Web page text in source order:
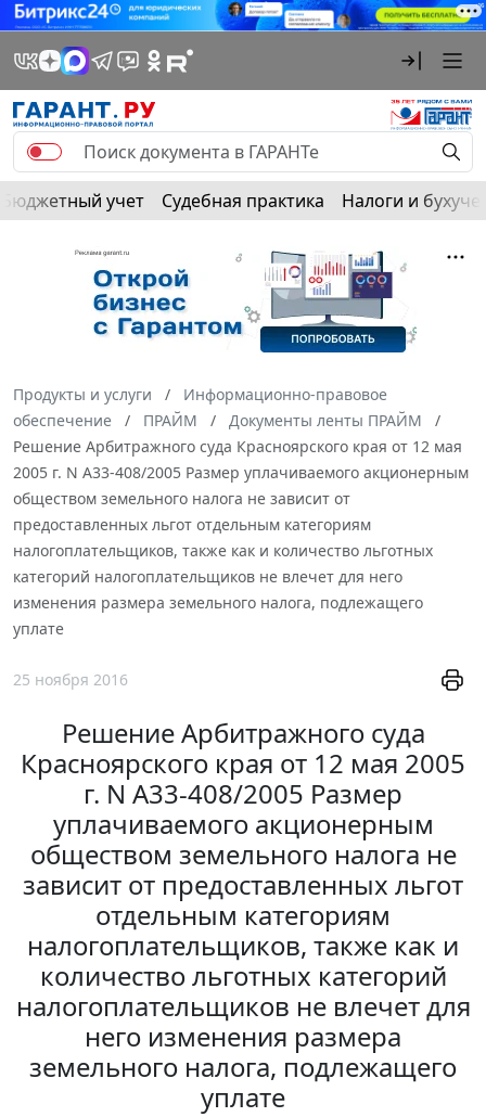
Бюджетный учет Судебная практика Налоги и
Продукты и услуги
Информационно-правовое
обеспечение
ПРАЙМ
Документы ленты ПРАЙМ
Решение Арбитражного суда Красноярского края от 12 мая
2005 г. N А33-408/2005 Размер уплачиваемого акционерным
обществом земельного налога не зависит от
предоставленных льгот отдельным категориям
налогоплательщиков, также как и количество льготных
категорий налогоплательщиков не влечет для него
изменения размера земельного налога, подлежащего
уплате
25 ноября 2016
Решение Арбитражного суда
Красноярского края от 12 мая 2005
г. N А33-408/2005 Размер
уплачиваемого акционерным
обществом земельного налога не
зависит от предоставленных льгот
отдельным категориям
налогоплательщиков, также как и
количество льготных категорий
налогоплательщиков не влечет для
него изменения размера
земельного налога, подлежащего
уплате